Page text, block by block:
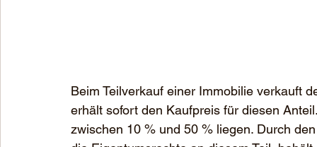
Beim Teilverkauf einer Immobilie verkauft
erhält sofort den Kaufpreis für diesen
zwischen 10 % und 50 % liegen. Durch